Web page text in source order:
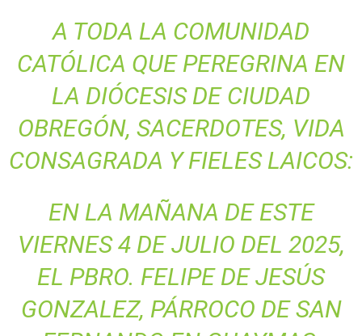
A TODA LA COMUNIDAD
CATÓLICA QUE PEREGRINA EN
LA DIÓCESIS DE CIUDAD
OBREGÓN, SACERDOTES, VIDA
CONSAGRADA Y FIELES LAICOS:
EN LA MAÑANA DE ESTE
VIERNES 4 DE JULIO DEL 2025,
EL PBRO. FELIPE DE JESÚS
GONZALEZ, PÁRROCO DE SAN